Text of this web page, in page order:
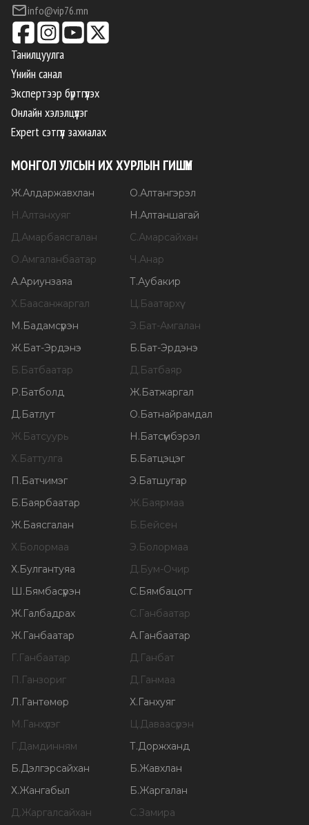
info@vip76.mn
Танилцуулга
Үнийн санал
Экспертээр бүртгүүлэх
Онлайн хэлэлцүүлэг
Expert сэтгүүл захиалах
МОНГОЛ УЛСЫН ИХ ХУРЛЫН ГИШҮҮН
Ж.Алдаржавхлан О.Алтангэрэл
Н.Алтанхуяг Н.Алтаншагай
Д.Амарбаясгалан С.Амарсайхан
О.Амгаланбаатар Ч.Анар
А.Ариунзаяа Т.Аубакир
Х.Баасанжаргал Ц.Баатархүү
М.Бадамсүрэн Э.Бат-Амгалан
Ж.Бат-Эрдэнэ Б.Бат-Эрдэнэ
Б.Батбаатар Д.Батбаяр
Р.Батболд Ж.Батжаргал
Д.Батлут О.Батнайрамдал
Ж.Батсуурь Н.Батсүмбэрэл
Х.Баттулга Б.Батцэцэг
П.Батчимэг Э.Батшугар
Б.Баярбаатар Ж.Баярмаа
Ж.Баясгалан Б.Бейсен
Х.Болормаа Э.Болормаа
Х.Булгантуяа Д.Бум-Очир
Ш.Бямбасүрэн С.Бямбацогт
Ж.Галбадрах С.Ганбаатар
Ж.Ганбаатар А.Ганбаатар
Г.Ганбаатар Д.Ганбат
П.Ганзориг Д.Ганмаа
Л.Гантөмөр Х.Ганхуяг
М.Ганхүлэг Ц.Даваасүрэн
Г.Дамдинням Т.Доржханд
Б.Дэлгэрсайхан Б.Жавхлан
Х.Жангабыл Б.Жаргалан
Д.Жаргалсайхан С.Замира